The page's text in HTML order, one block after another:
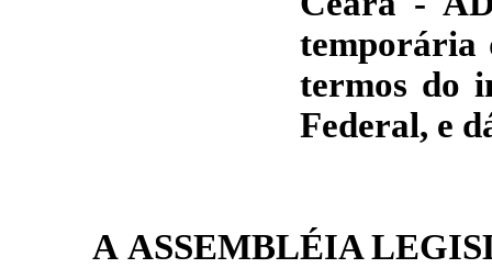
temporária
termos do
Federal, e
A ASSEMBLÉIA